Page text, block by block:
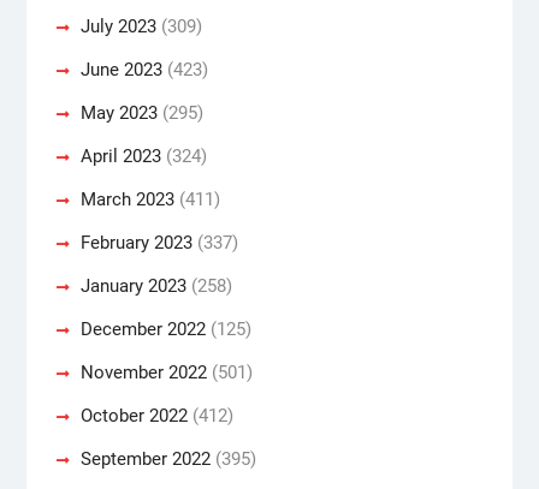
July 2023(309)
June 2023(423)
May 2023(295)
April 2023(324)
March 2023(411)
February 2023(337)
January 2023(258)
December 2022(125)
November 2022(501)
October 2022(412)
September 2022(395)